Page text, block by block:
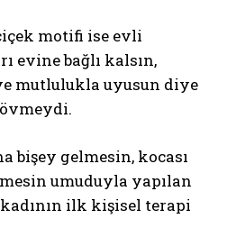
motifi ise evli
evine bağlı kalsın,
mutlulukla uyusun diye
bişey gelmesin, kocası
umuduyla yapılan
ilk kişisel terapi